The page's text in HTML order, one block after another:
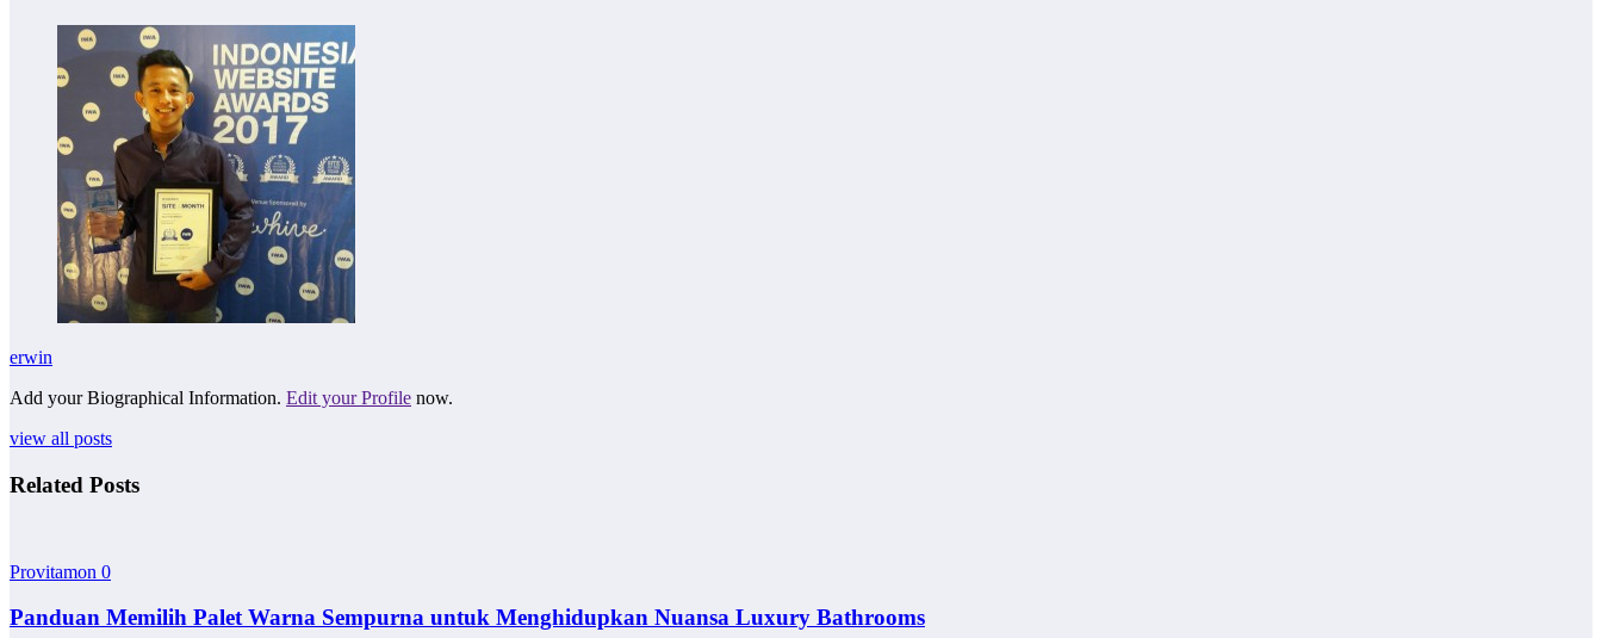
erwin
Add your Biographical Information. Edit your Profile now.
view all posts
Related Posts
Provitamon 0
Panduan Memilih Palet Warna Sempurna untuk Menghidupkan Nuansa Luxury Bathrooms